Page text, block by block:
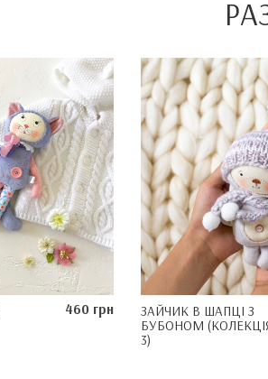
460 грн
ЗАЙЧИК В ШАПЦІ З
БУБОНОМ
3)